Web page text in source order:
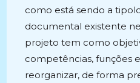
como está sendo a
documental existente
projeto tem como
competências, funções
reorganizar, de forma